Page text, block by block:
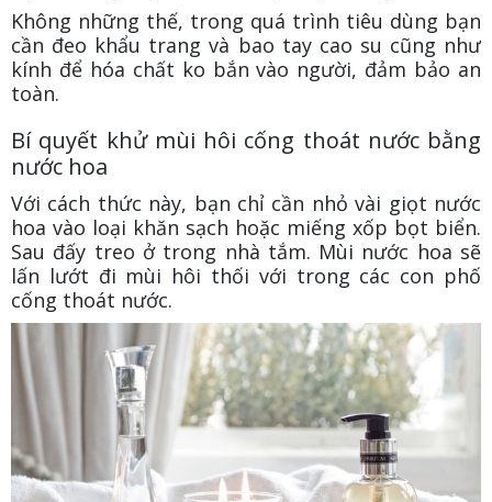
Không những thế, trong quá trình tiêu dùng bạn
cần đeo khẩu trang và bao tay cao su cũng như
kính để hóa chất ko bắn vào người, đảm bảo an
toàn.
Bí quyết khử mùi hôi cống thoát nước bằng
nước hoa
Với cách thức này, bạn chỉ cần nhỏ vài giọt nước
hoa vào loại khăn sạch hoặc miếng xốp bọt biển.
Sau đấy treo ở trong nhà tắm. Mùi nước hoa sẽ
lấn lướt đi mùi hôi thối với trong các con phố
cống thoát nước.